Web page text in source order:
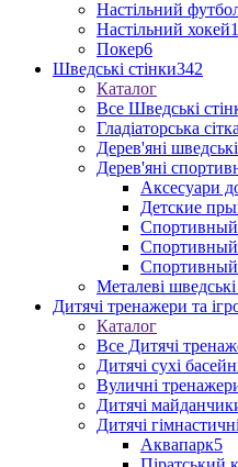
Настільний
Настільний хокей
Покер6
Шведські стінки342
Каталог
Все Шведські
Гладіаторська сітка
Дерев'яні
Дерев'яні
Аксесуари
Детские
Спортивный
Спортивный
Спортивный
Металеві шведські
Дитячі тренажери та
Каталог
Все Дитячі
Дитячі сухі
Вуличні
Дитячі
Дитячі
Аквапарк5